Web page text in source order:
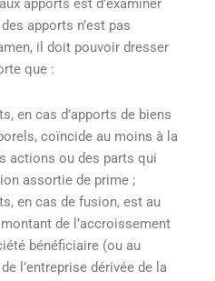
apports est d’examiner
apports n’est pas
il doit pouvoir dresser
que :
en cas d’apports de biens
coïncide au moins à la
actions ou des parts qui
assortie de prime ;
en cas de fusion, est au
de l’accroissement
bénéficiaire (ou au
l’entreprise dérivée de la